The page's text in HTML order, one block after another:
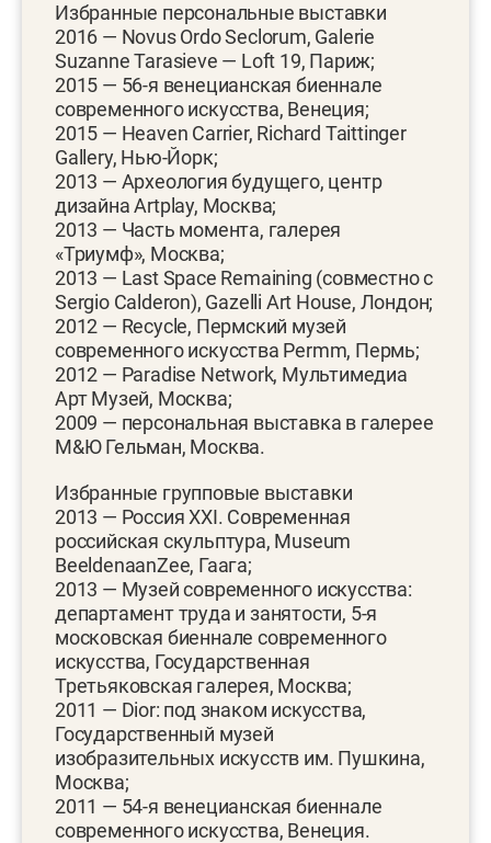
Избранные персональные выставки
2016 — Novus Ordo Seclorum, Galerie
Suzanne Tarasieve — Loft 19, Париж;
2015 — 56-я венецианская биеннале
современного искусства, Венеция;
2015 — Heaven Carrier, Richard Taittinger
Gallery, Нью-Йорк;
2013 — Археология будущего, центр
дизайна Artplay, Москва;
2013 — Часть момента, галерея
«Триумф», Москва;
2013 — Last Space Remaining (совместно с
Sergio Calderon), Gazelli Art House, Лондон;
2012 — Recycle, Пермский музей
современного искусства Permm, Пермь;
2012 — Paradise Network, Мультимедиа
Арт Музей, Москва;
2009 — персональная выставка в галерее
М&Ю Гельман, Москва.
Избранные групповые выставки
2013 — Россия XXI. Современная
российская скульптура, Museum
BeeldenaanZee, Гаага;
2013 — Музей современного искусства:
департамент труда и занятости, 5-я
московская биеннале современного
искусства, Государственная
Третьяковская галерея, Москва;
2011 — Dior: под знаком искусства,
Государственный музей
изобразительных искусств им. Пушкина,
Москва;
2011 — 54-я венецианская биеннале
современного искусства, Венеция.